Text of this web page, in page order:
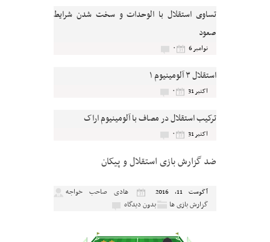
تساوی استقلال با الوحدات و سخت شدن شرایط
صعود
نوامبر 6 ۰
استقلال ۳ آلومینیوم ۱
اکتبر 31 ۰
ترکیب استقلال در مصاف با آلومینیوم اراک
اکتبر 31 ۰
ضد گزارش بازی استقلال و پیکان
آگوست 11, 2016
هادی صاحب خواجه
گزارش بازی ها
بدون دیدگاه